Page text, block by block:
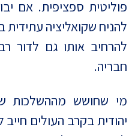
פוליטית ספציפית. אם
להניח שקואליציה
להרחיב אותו גם לדור
חבריה.
מי שחושש מההשלכות
יהודית בקרב העולים